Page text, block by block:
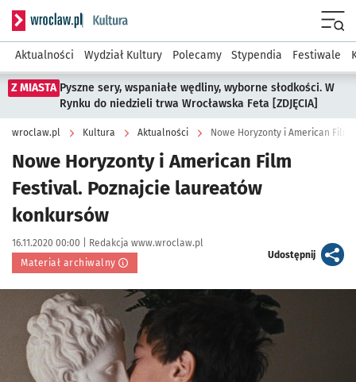
Serwis informacyjny wroclaw.pl podserwis: Kultura
Aktualności Wydział Kultury Polecamy Stypendia Festiwale
Z MIASTA Pyszne sery, wspaniałe wędliny, wyborne słodkości. W
Rynku do niedzieli trwa Wrocławska Feta [ZDJĘCIA]
wroclaw.pl Kultura Aktualności Nowe Horyzonty i American
Nowe Horyzonty i American Film
Festival. Poznajcie laureatów
konkursów
Data publikacji:
16.11.2020 00:00 | Autor:
Redakcja www.wroclaw.pl
Materiał archiwalny
Udostępnijartykuł
Kliknij, aby powiększyć